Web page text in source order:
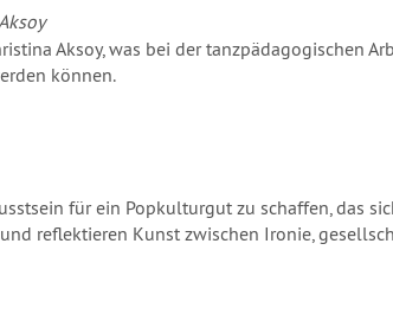
Aksoy, was bei der tanzpädagogischen
können.
für ein Popkulturgut zu schaffen, das
reflektieren Kunst zwischen Ironie,